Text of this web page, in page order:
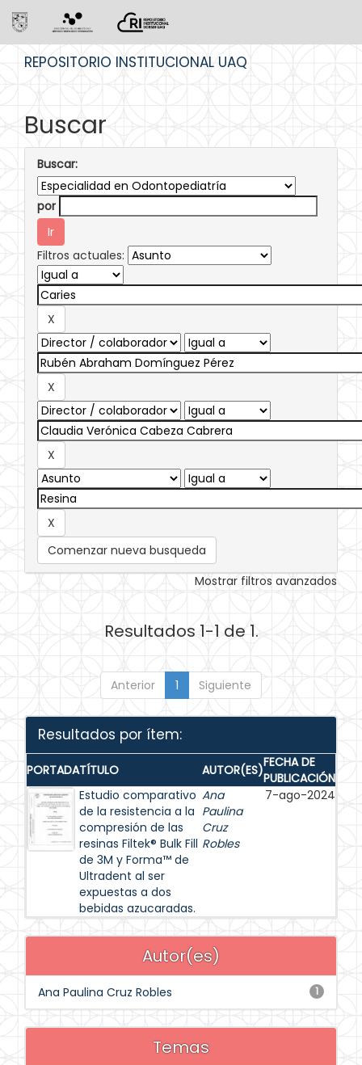
REPOSITORIO INSTITUCIONAL UAQ
Buscar
Buscar:
por
Filtros actuales:
Comenzar nueva busqueda
Mostrar filtros avanzados
Resultados 1-1 de 1.
Anterior 1 Siguiente
Resultados por ítem:
PORTADATÍTULO AUTOR(ES)FECHA DE
PUBLICACIÓN
Estudio comparativo
de la resistencia a la
compresión de las
resinas Filtek® Bulk Fill
de 3M y Forma™ de
Ultradent al ser
expuestas a dos
bebidas azucaradas.
Ana
Paulina
Cruz
Robles
7-ago-2024
Autor(es)
1
Ana Paulina Cruz Robles
Temas